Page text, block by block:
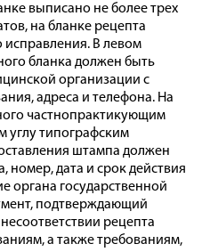
выписано не более трех
на бланке рецепта
исправления. В левом
бланка должен быть
организации с
адреса и телефона. На
частнопрактикующим
углу типографским
штампа должен
номер, дата и срок действия
органа государственной
подтверждающий
рецепта
а также требованиям,